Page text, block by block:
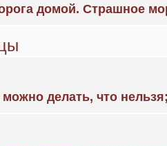
домой. Страшное
делать, что